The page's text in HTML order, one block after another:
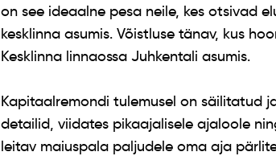
on see ideaalne pesa neile, kes otsivad
kesklinna asumis. Võistluse tänav, kus
Kesklinna linnaossa Juhkentali asumis.
Kapitaalremondi tulemusel on säilitatud
detailid, viidates pikaajalisele ajaloole
leitav maiuspala paljudele oma aja